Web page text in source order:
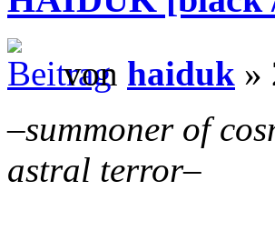
von haiduk »
–summoner of
astral terror–